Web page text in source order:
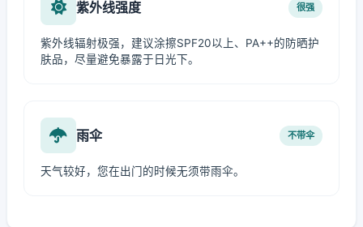
紫外线强度 很强
紫外线辐射极强，建议涂擦SPF20以上、PA++的防晒护
肤品，尽量避免暴露于日光下。
雨伞 不带伞
天气较好，您在出门的时候无须带雨伞。